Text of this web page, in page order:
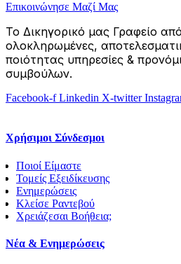
Επικοινώνησε Μαζί Μας
Το Δικηγορικό μας Γραφείο
ολοκληρωμένες,
ποιότητας υπηρεσίες &
συμβούλων.
Facebook-f Linkedin X-twitter
Χρήσιμοι Σύνδεσμοι
Ποιοί Είμαστε
Τομείς Εξειδίκευσης
Ενημερώσεις
Κλείσε Ραντεβού
Χρειάζεσαι Βοήθεια;
Νέα & Ενημερώσεις